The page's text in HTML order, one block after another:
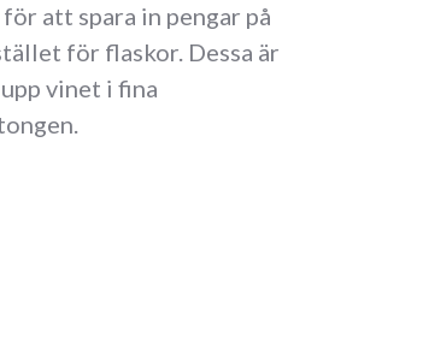
att spara in pengar på
för flaskor. Dessa är
vinet i fina